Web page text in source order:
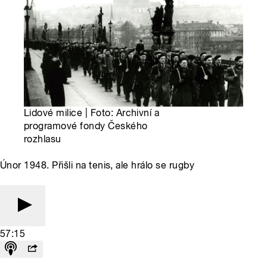
Lidové milice | Foto: Archivní a
programové fondy Českého
rozhlasu
Únor 1948. Přišli na tenis, ale hrálo se rugby
57:15